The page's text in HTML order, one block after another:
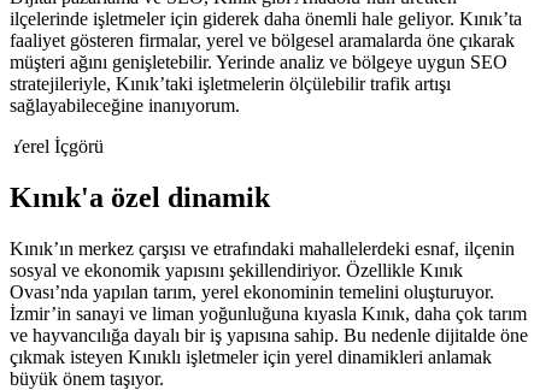
ilçelerinde işletmeler için giderek daha önemli hale geliyor. Kınık’ta
faaliyet gösteren firmalar, yerel ve bölgesel aramalarda öne çıkarak
müşteri ağını genişletebilir. Yerinde analiz ve bölgeye uygun SEO
stratejileriyle, Kınık’taki işletmelerin ölçülebilir trafik artışı
sağlayabileceğine inanıyorum.
Yerel İçgörü
Kınık'a özel dinamik
Kınık’ın merkez çarşısı ve etrafındaki mahallelerdeki esnaf, ilçenin
sosyal ve ekonomik yapısını şekillendiriyor. Özellikle Kınık
Ovası’nda yapılan tarım, yerel ekonominin temelini oluşturuyor.
İzmir’in sanayi ve liman yoğunluğuna kıyasla Kınık, daha çok tarım
ve hayvancılığa dayalı bir iş yapısına sahip. Bu nedenle dijitalde öne
çıkmak isteyen Kınıklı işletmeler için yerel dinamikleri anlamak
büyük önem taşıyor.